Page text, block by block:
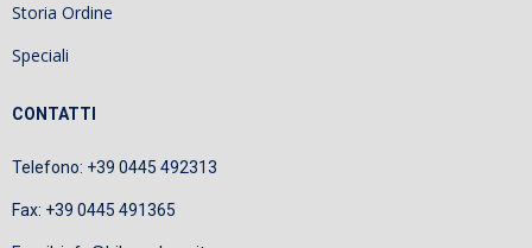
Storia Ordine
Speciali
CONTATTI
Telefono: +39 0445 492313
Fax: +39 0445 491365